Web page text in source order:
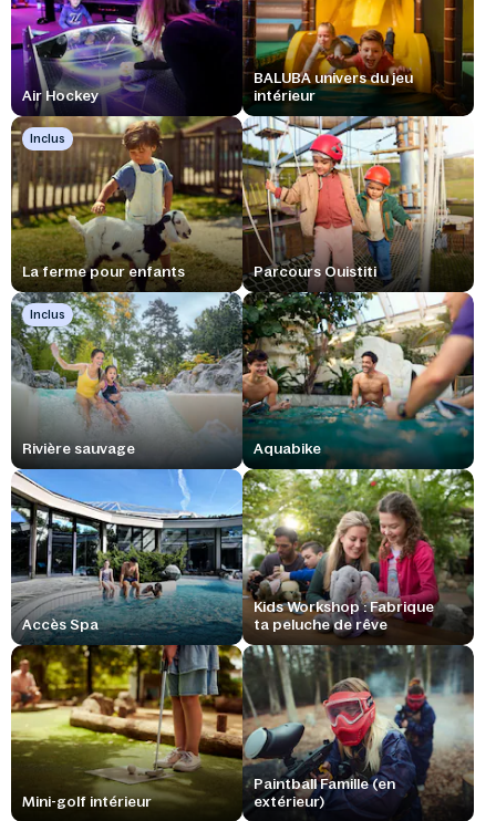
Air Hockey
BALUBA univers du jeu
intérieur
Inclus
La ferme pour enfants Parcours Ouistiti
Inclus
Rivière sauvage Aquabike
Accès Spa
Kids Workshop : Fabrique
ta peluche de rêve
Mini-golf intérieur
Paintball Famille (en
extérieur)